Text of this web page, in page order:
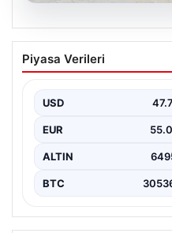
Dış Mekan
mutfağı Tasarımları
popüler bölümlerinden
dinlenmek,…
Piyasa Verileri
USD
EUR
ALTIN
BTC